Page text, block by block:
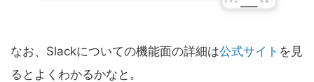
なお、Slackについての機能面の詳細は公式サイト を見
るとよくわかるかなと。